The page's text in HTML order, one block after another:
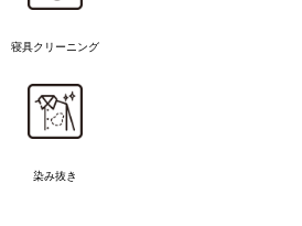
寝具クリーニング
染み抜き